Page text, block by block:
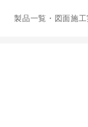
製品一覧・図面施